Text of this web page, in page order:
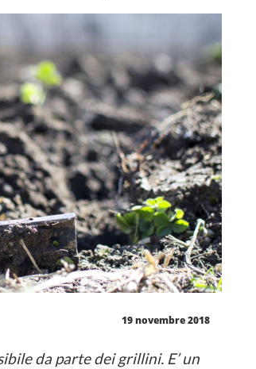
19 novembre 2018
da parte dei grillini. E’ un